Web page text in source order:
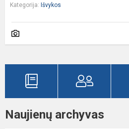
Kategorija: Išvykos
Naujienų archyvas